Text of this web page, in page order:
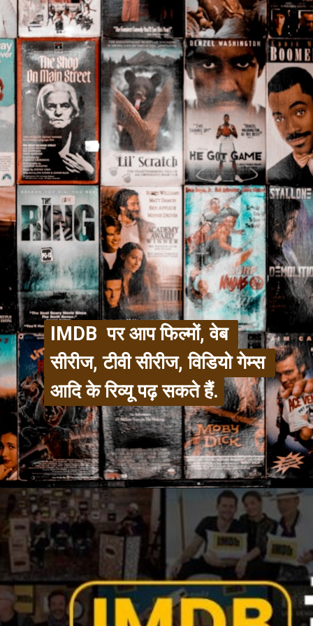
IMDB  पर आप फिल्मों, वेब
सीरीज, टीवी सीरीज, विडियो गेम्स
आदि के रिव्यू पढ़ सकते हैं.
IMDB  पर आप फिल्मों, वेब
सीरीज, टीवी सीरीज, विडियो गेम्स
आदि के रिव्यू पढ़ सकते हैं.